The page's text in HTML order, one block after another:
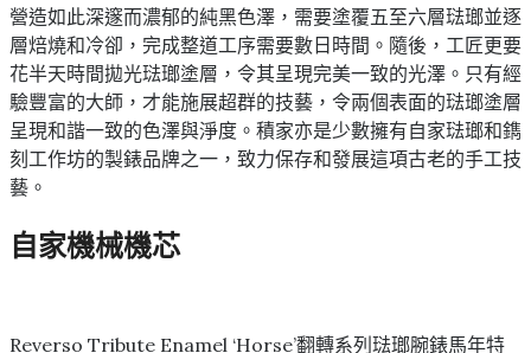
營造如此深邃而濃郁的純黑色澤，需要塗覆五至六層琺瑯並逐
層焙燒和冷卻，完成整道工序需要數日時間。隨後，工匠更要
花半天時間拋光琺瑯塗層，令其呈現完美一致的光澤。只有經
驗豐富的大師，才能施展超群的技藝，令兩個表面的琺瑯塗層
呈現和諧一致的色澤與淨度。積家亦是少數擁有自家琺瑯和鐫
刻工作坊的製錶品牌之一，致力保存和發展這項古老的手工技
藝。
自家機械機芯
Reverso Tribute Enamel ‘Horse’翻轉系列琺瑯腕錶馬年特